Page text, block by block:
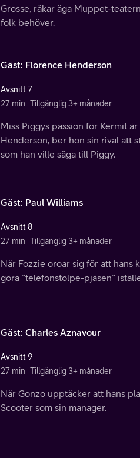
Grosse, råkar äga Muppet-
folk behöver.
Gäst: Florence Henderson
Avsnitt 7
27 min Tillgänglig 3+ månader
Miss Piggys passion för Kermit
Henderson, ber hon sin rival att
som han ville säga till Piggy.
Gäst: Paul Williams
Avsnitt 8
27 min Tillgänglig 3+ månader
När Fozzie oroar sig för att hans
göra ”telefonstolpe-pjäsen”
Gäst: Charles Aznavour
Avsnitt 9
27 min Tillgänglig 3+ månader
När Gonzo upptäcker att hans
Scooter som sin manager.